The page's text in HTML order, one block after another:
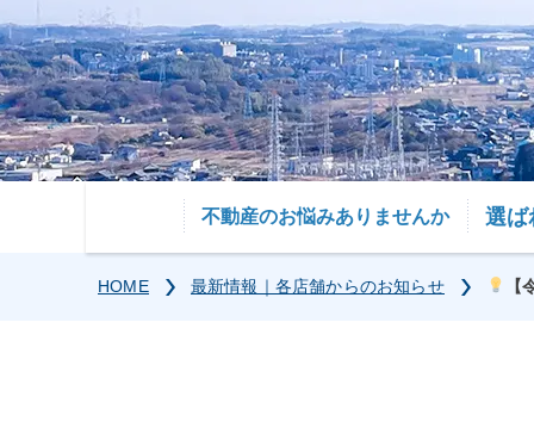
不動産のお悩みありませんか 選ば
HOME 最新情報｜各店舗からのお知らせ